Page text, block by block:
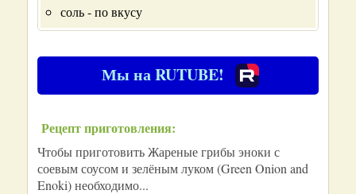
соль - по вкусу
Мы на RUTUBE!
Рецепт приготовления:
Чтобы приготовить Жареные грибы эноки с
соевым соусом и зелёным луком (Green Onion and
Enoki) необходимо...